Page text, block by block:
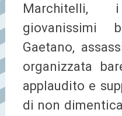
giovanissimi
Gaetano,
organizzata
applaudito e
di non